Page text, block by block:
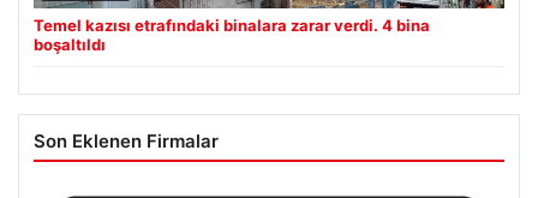
Temel kazısı etrafındaki binalara zarar verdi. 4 bina
boşaltıldı
Son Eklenen Firmalar